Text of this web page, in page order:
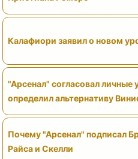
Калафиори заявил о новом
"Арсенал" согласовал личные
определил альтернативу
Почему "Арсенал" подписал
Райса и Скелли